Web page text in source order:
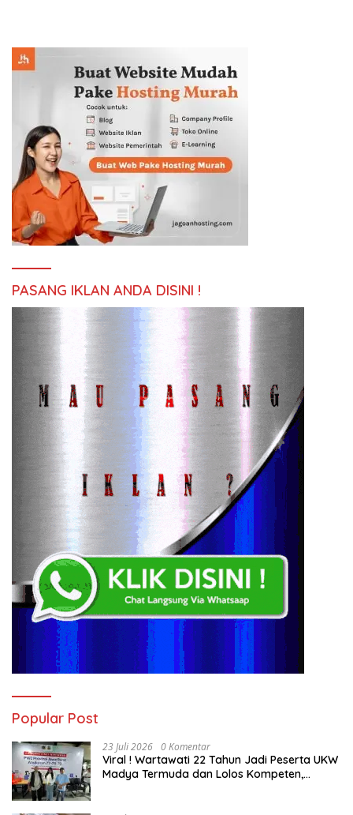
PASANG IKLAN ANDA DISINI !
Popular Post
23 Juli 2026 0 Komentar
Viral ! Wartawati 22 Tahun Jadi Peserta UKW
Madya Termuda dan Lolos Kompeten,